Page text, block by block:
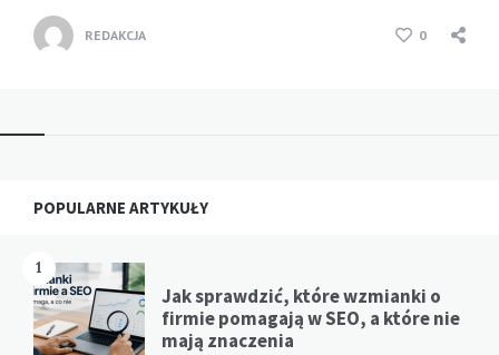
REDAKCJA 0
Widgets
POPULARNE ARTYKUŁY
1
Jak sprawdzić, które wzmianki o
firmie pomagają w SEO, a które nie
mają znaczenia